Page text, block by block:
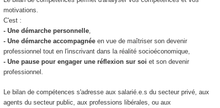
motivations.
C'est :
- Une démarche personnelle,
- Une démarche accompagnéeen vue de maîtriser son devenir
professionnel tout en l'inscrivant dans la réalité socio­économique,
- Une pause pour engager une réflexion sur soi et son devenir
professionnel.
Le bilan de compétences s'adresse aux salarié.e.s du secteur privé, aux
agents du secteur public, aux professions libérales, ou aux